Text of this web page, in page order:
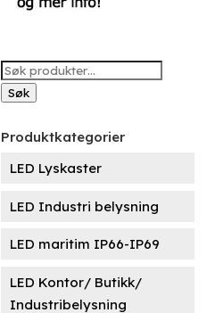
Søk
etter:
Søk
Produktkategorier
LED Lyskaster
LED Industri belysning
LED maritim IP66-IP69
LED Kontor/ Butikk/
Industribelysning